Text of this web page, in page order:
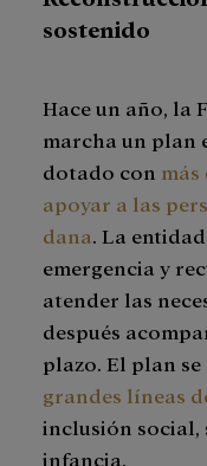
sostenido
Hace un año, la
marcha un plan
dotado con más
apoyar a las
dana . La
emergencia y
atender las
después
plazo. El plan
grandes líneas
inclusión social,
infancia.